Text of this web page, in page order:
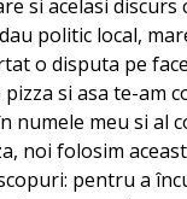
si acelasi discurs
politic local,
o disputa pe
pizza si asa te-am
numele meu si al
noi folosim
pentru a